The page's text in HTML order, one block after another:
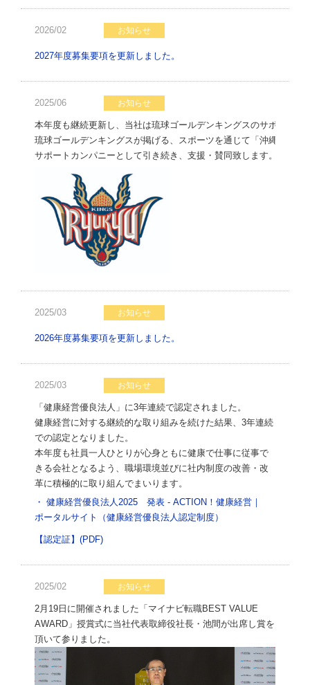
2026/02 お知らせ
2027年度募集要項を更新しました。
2025/06 お知らせ
本年度も継続更新し、当社は琉球ゴールデンキングスのサポートカ
琉球ゴールデンキングスが掲げる、スポーツを通じて「沖縄をもっ
サポートカンパニーとして引き続き、支援・賛同致します。
2025/03 お知らせ
2026年度募集要項を更新しました。
2025/03 お知らせ
「健康経営優良法人」に3年連続で認定されました。
健康経営に対する継続的な取り組みを続けた結果、3年連続
での認定となりました。
本年度も社員一人ひとりが心身ともに健康で仕事に従事で
きる会社となるよう、職場環境並びに社内制度の改善・改
革に積極的に取り組んでまいります。
・ 健康経営優良法人2025 発表 - ACTION！健康経営｜
ポータルサイト（健康経営優良法人認定制度）
【認定証】(PDF)
2025/02 お知らせ
2月19日に開催されました「マイナビ転職BEST VALUE
AWARD」授賞式に当社代表取締役社長・池間が出席し賞を
頂いて参りました。